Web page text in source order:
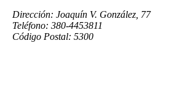
Dirección: Joaquín V. González, 77
Teléfono: 380-4453811
Código Postal: 5300